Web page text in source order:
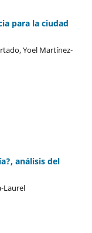
para la ciudad
Yoel Martínez-
análisis del
Laurel